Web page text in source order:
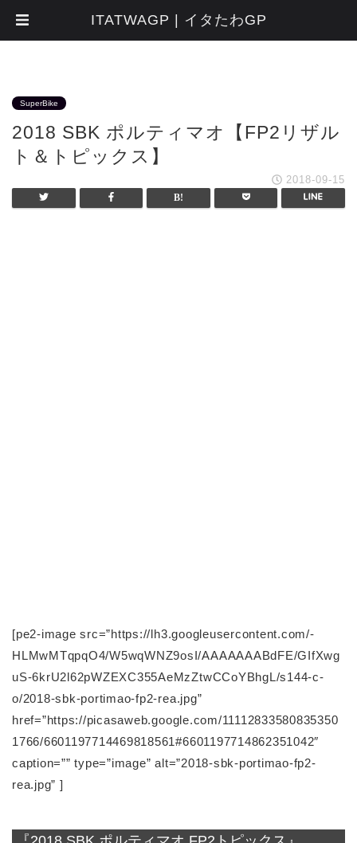
SuperBike
2018 SBK ポルティマオ【FP2リザル
ト＆トピックス】
2018-09-15
[pe2-image src=”https://lh3.googleusercontent.com/-
HLMwMTqpqO4/W5wqWNZ9osI/AAAAAAABdFE/GIfXwg
uS-6krU2l62pWZEXC355AeMzZtwCCoYBhgL/s144-c-
o/2018-sbk-portimao-fp2-rea.jpg”
href=”https://picasaweb.google.com/11112833580835350
1766/6601197714469818561#6601197714862351042″
caption=”” type=”image” alt=”2018-sbk-portimao-fp2-
rea.jpg” ]
ITATWAGP | イタたわGP